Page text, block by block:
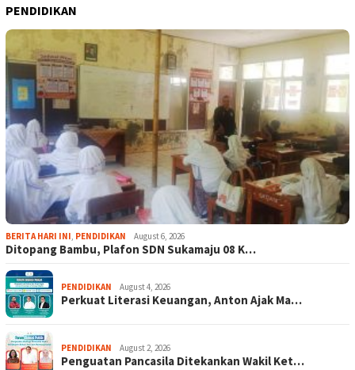
PENDIDIKAN
BERITA HARI INI, PENDIDIKAN August 6, 2026
Ditopang Bambu, Plafon SDN Sukamaju 08 K…
PENDIDIKAN August 4, 2026
Perkuat Literasi Keuangan, Anton Ajak Ma…
PENDIDIKAN August 2, 2026
Penguatan Pancasila Ditekankan Wakil Ket…